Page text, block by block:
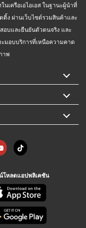
เครือเอไอเอส ในฐานะผู้นำที่
ง ผ่านเว็บไซต์รวมสินค้าและ
อบและยืนยันตัวตนจริง และ
มอบบริการที่เหนือความคาด
าพ
โหลดแอปพลิเคชัน